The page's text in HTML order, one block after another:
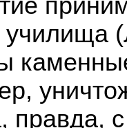
правда,